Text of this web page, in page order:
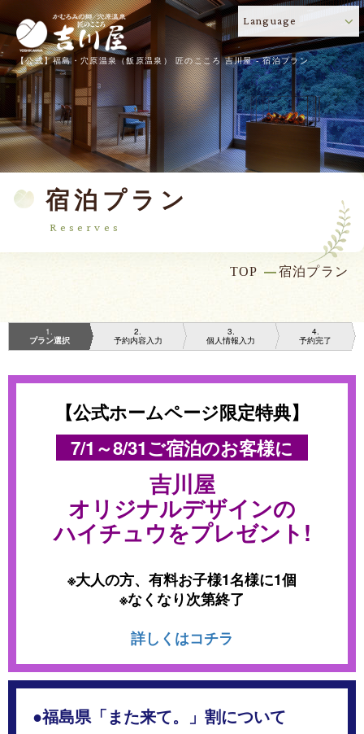
【公式】福島・穴原温泉（飯原温泉） 匠のこころ 吉川屋 - 宿泊プラン
Language
宿泊プラン
Reserves
TOP 宿泊プラン
1
プラン選択
2
予約内容入力
3
個人情報入力
4
予約完了
【公式ホームページ限定特典】
7/1～8/31ご宿泊のお客様に
吉川屋
オリジナルデザインの
ハイチュウをプレゼント!
※大人の方、有料お子様1名様に1個
※なくなり次第終了
詳しくはコチラ
●福島県「また来て。」割について